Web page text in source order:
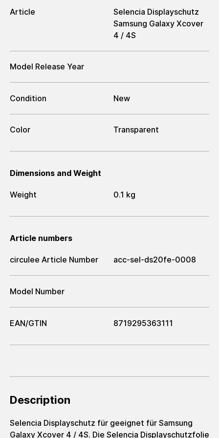
Article
Selencia Displayschutz
Samsung Galaxy Xcover
4 / 4S
Model Release Year
Condition New
Color Transparent
Dimensions and Weight
Weight 0.1 kg
Article numbers
circulee Article Number acc-sel-ds20fe-0008
Model Number
EAN/GTIN 8719295363111
Description
Selencia Displayschutz für geeignet für Samsung
Galaxy Xcover 4 / 4S. Die Selencia Displayschutzfolie